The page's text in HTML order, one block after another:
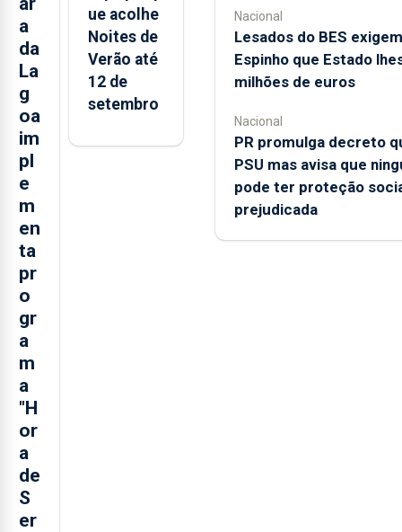
a
da
La
g
oa
im
pl
e
m
en
ta
pr
o
gr
a
m
a
"H
or
a
de
S
er
ue acolhe
Noites de
Verão até
12 de
setembro
Nacional
Lesados do BES
Espinho que Estado
milhões de euros
Nacional
PR promulga decreto
PSU mas avisa que
pode ter proteção
prejudicada